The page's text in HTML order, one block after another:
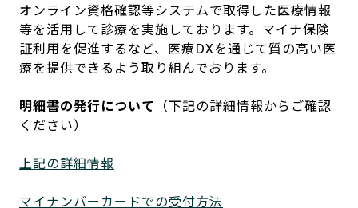
オンライン資格確認等システムで取得した医療情報
等を活用して診療を実施しております。マイナ保険
証利用を促進するなど、医療DXを通じて質の高い医
療を提供できる よう取り組んでおります。
明細書の発行について （下記の詳細情報からご確認
ください）
上記の詳細情報
マイナンバーカードでの受付方法